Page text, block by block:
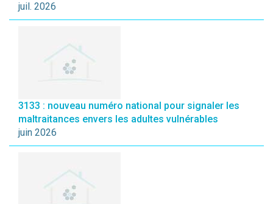
juil. 2026
3133 : nouveau numéro national pour signaler les
maltraitances envers les adultes vulnérables
juin 2026